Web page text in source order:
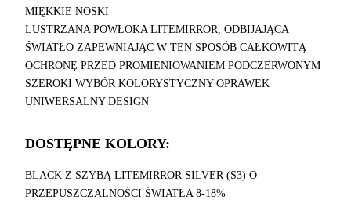
MIĘKKIE NOSKI
LUSTRZANA POWŁOKA LITEMIRROR, ODBIJAJĄCA
ŚWIATŁO ZAPEWNIAJĄC W TEN SPOSÓB CAŁKOWITĄ
OCHRONĘ PRZED PROMIENIOWANIEM PODCZERWONYM
SZEROKI WYBÓR KOLORYSTYCZNY OPRAWEK
UNIWERSALNY DESIGN
DOSTĘPNE KOLORY:
BLACK Z SZYBĄ LITEMIRROR SILVER (S3) O
PRZEPUSZCZALNOŚCI ŚWIATŁA 8-18%